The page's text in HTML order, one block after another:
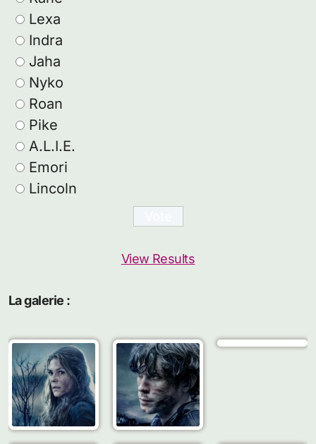
Lexa
Indra
Jaha
Nyko
Roan
Pike
A.L.I.E.
Emori
Lincoln
View Results
La galerie :